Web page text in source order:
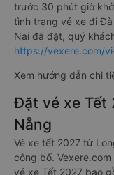
trước 30 phút giờ
tình trạng vé xe đi
Nai đã đặt, quý
https://vexere.com/
Xem hướng dẫn chi
Đặt vé xe Tết
Nẵng
Vé xe tết 2027 từ
công bố.
vé xe Tết 2027 bao